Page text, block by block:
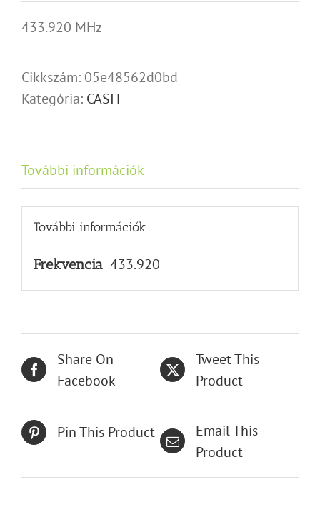
433.920 MHz
Cikkszám: 05e48562d0bd
Kategória: CASIT
További információk
További információk
Frekvencia 433.920
Share On
Facebook
Tweet This
Product
Pin This Product
Email This
Product